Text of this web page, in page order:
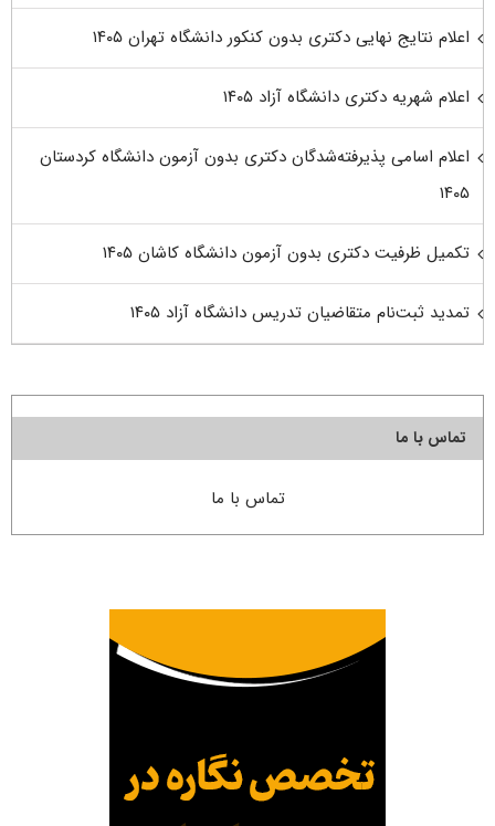
اعلام نتایج نهایی دکتری بدون کنکور دانشگاه تهران ۱۴۰۵
اعلام شهریه دکتری دانشگاه آزاد ۱۴۰۵
اعلام اسامی پذیرفته‌شدگان دکتری بدون آزمون دانشگاه کردستان
۱۴۰۵
تکمیل ظرفیت دکتری بدون آزمون دانشگاه کاشان ۱۴۰۵
تمدید ثبت‌نام متقاضیان تدریس دانشگاه آزاد ۱۴۰۵
تماس با ما
تماس با ما